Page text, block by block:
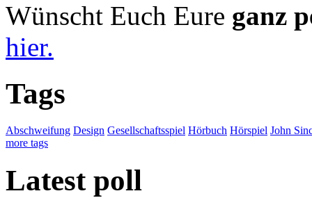
Wünscht Euch Eure ganz
hier.
Tags
Abschweifung Design Gesellschaftsspiel Hörbuch Hörspiel John
more tags
Latest poll